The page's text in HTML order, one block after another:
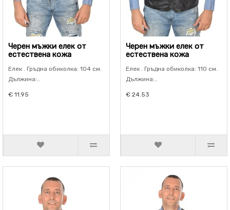
Черен мъжки елек от
естествена кожа
Елек . Гръдна обиколка: 104 см.
Дължина:..
€ 11.95
Черен мъжки елек от
естествена кожа
Елек . Гръдна обиколка: 110 см.
Дължина:..
€ 24.53